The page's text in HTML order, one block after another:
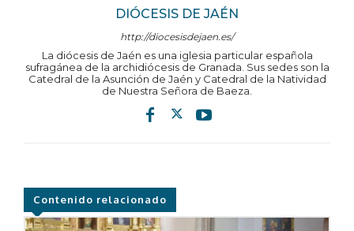
DIÓCESIS DE JAÉN
http://diocesisdejaen.es/
La diócesis de Jaén es una iglesia particular española
sufragánea de la archidiócesis de Granada. Sus sedes son la
Catedral de la Asunción de Jaén y Catedral de la Natividad
de Nuestra Señora de Baeza.
Contenido relacionado